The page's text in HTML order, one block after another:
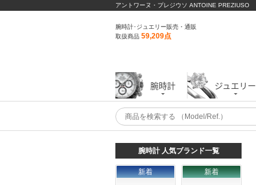
アントワーヌ・プレジウソ ANTOINE PREZIUSO
腕時計･ジュエリー販売・通販
取扱商品 59,209点
腕時計 ジュエリー
腕時計 人気ブランド一覧
新着 新着